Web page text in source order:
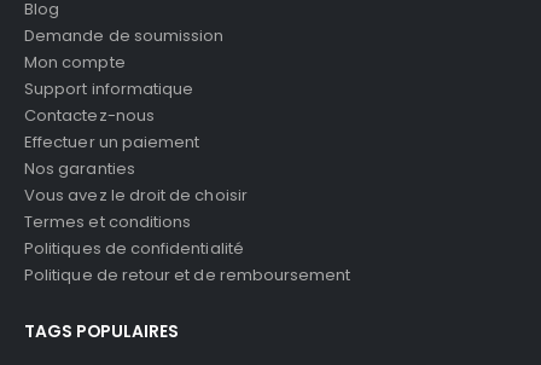
Blog
Demande de soumission
Mon compte
Support informatique
Contactez-nous
Effectuer un paiement
Nos garanties
Vous avez le droit de choisir
Termes et conditions
Politiques de confidentialité
Politique de retour et de remboursement
TAGS POPULAIRES